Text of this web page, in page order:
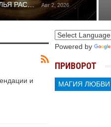
НАТАЛЬЯ РАСТОРГУЕВА Авг 2, 2026
и
Powered by
ПРИВОРОТ